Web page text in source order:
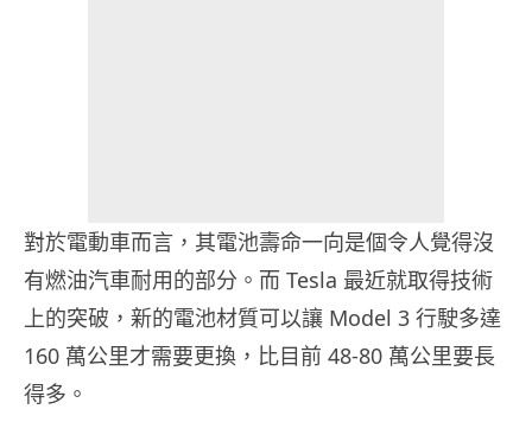
對於電動車而言，其電池壽命一向是個令人覺得沒
有燃油汽車耐用的部分。而 Tesla 最近就取得技術
上的突破，新的電池材質可以讓 Model 3 行駛多達
160 萬公里才需要更換，比目前 48-80 萬公里要長
得多。